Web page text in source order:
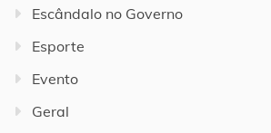
Escândalo no Governo
Esporte
Evento
Geral